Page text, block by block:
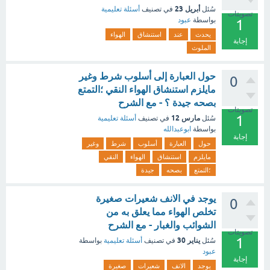
تصويتات
1
إجابة
سُئل أبريل 23 في تصنيف أسئلة تعليمية
بواسطة عبود
يحدث عند استنشاق
الهواء
الملوث
0
تصويتات
1
إجابة
حول العبارة إلى أسلوب شرط وغير
مايلزم استنشاق الهواء النقي ؛التمتع
بصحه جيدة ؟ - مع الشرح
سُئل مارس 12 في تصنيف أسئلة تعليمية
بواسطة ابوعبدالله
حول العبارة أسلوب شرط
وغير
مايلزم
استنشاق الهواء
النقي
؛التمتع
بصحه جيدة
0
تصويتات
1
إجابة
يوجد في الانف شعيرات صغيرة
تخلص الهواء مما يعلق به من
الشوائب والغبار - مع الشرح
سُئل يناير 30 في تصنيف أسئلة تعليمية بواسطة
عبود
يوجد الانف شعيرات
صغيرة